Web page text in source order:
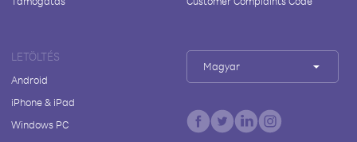
LETÖLTÉS
Android
iPhone & iPad
Windows PC
Magyar